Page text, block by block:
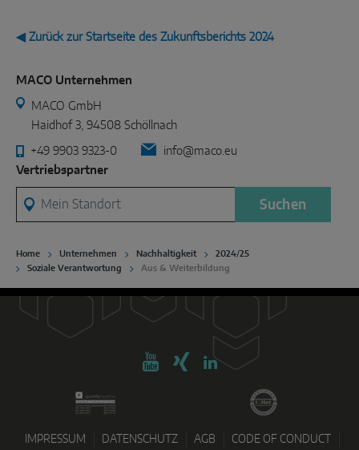
◀ Zurück zur Startseite des Zukunftsberichts 2024
MACO Unternehmen
MACO GmbH
Haidhof 3, 94508 Schöllnach
+49 9903 9323-0
info@maco.eu
Vertriebspartner
Mein Standort
Suchen
Home Unternehmen Nachhaltigkeit
2024/25
Soziale Verantwortung
Aus & Weiterbildung
IMPRESSUM DATENSCHUTZ AGB CODE OF CONDUCT